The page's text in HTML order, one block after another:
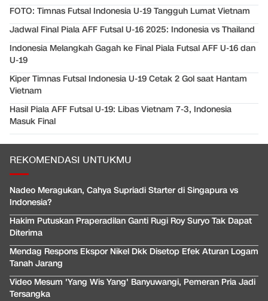
FOTO: Timnas Futsal Indonesia U-19 Tangguh Lumat Vietnam
Jadwal Final Piala AFF Futsal U-16 2025: Indonesia vs Thailand
Indonesia Melangkah Gagah ke Final Piala Futsal AFF U-16 dan
U-19
Kiper Timnas Futsal Indonesia U-19 Cetak 2 Gol saat Hantam
Vietnam
Hasil Piala AFF Futsal U-19: Libas Vietnam 7-3, Indonesia
Masuk Final
REKOMENDASI UNTUKMU
Nadeo Meragukan, Cahya Supriadi Starter di Singapura vs
Indonesia?
Hakim Putuskan Praperadilan Ganti Rugi Roy Suryo Tak Dapat
Diterima
Mendag Respons Ekspor Nikel Dkk Disetop Efek Aturan Logam
Tanah Jarang
Video Mesum 'Yang Wis Yang' Banyuwangi, Pemeran Pria Jadi
Tersangka